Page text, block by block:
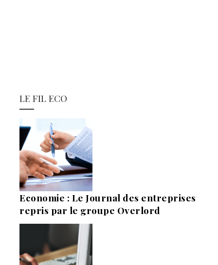
LE FIL ECO
Economie : Le Journal des entreprises
repris par le groupe Overlord